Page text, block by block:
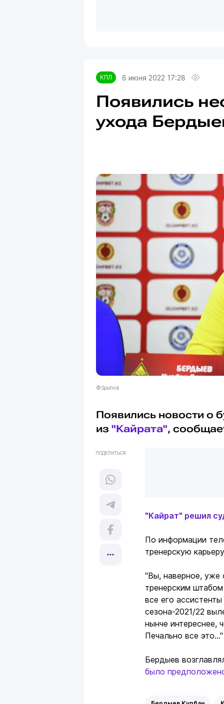
КПЛ 6 июня 2022 17:28
Появились
ухода
©Sputnik
Появились новости о
из "Кайрата",
ПОДЕЛИТЬСЯ
"Кайрат" решил
По информации
тренерскую
"Вы, наверное, уже
тренерским
все его
сезона-2021/22
нынче интереснее,
Печально все
Бердыев
было